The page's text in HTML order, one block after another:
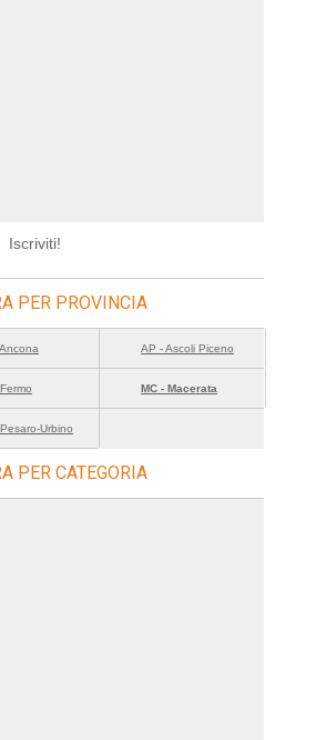
Iscriviti!
PER PROVINCIA
AP - Ascoli Piceno
MC - Macerata
Urbino
PER CATEGORIA